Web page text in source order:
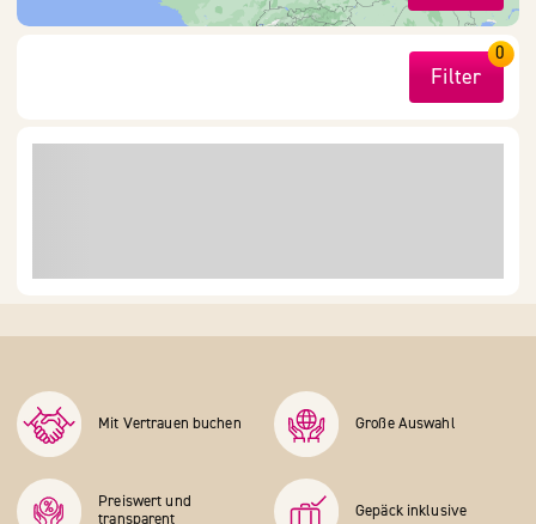
Filter
0
Mit Vertrauen buchen Große Auswahl
Preiswert und
transparent
Gepäck inklusive